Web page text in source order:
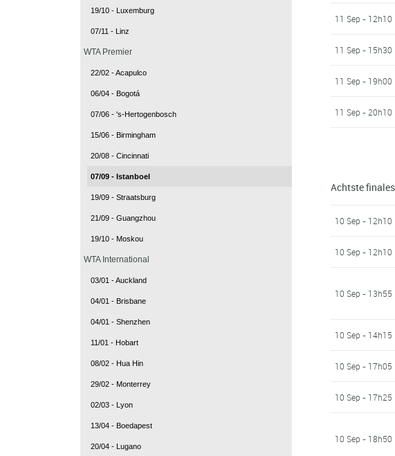
19/10 - Luxemburg
07/11 - Linz
WTA Premier
22/02 - Acapulco
06/04 - Bogotá
07/06 - 's-Hertogenbosch
15/06 - Birmingham
20/08 - Cincinnati
07/09 - Istanboel
19/09 - Straatsburg
21/09 - Guangzhou
19/10 - Moskou
WTA International
03/01 - Auckland
04/01 - Brisbane
04/01 - Shenzhen
11/01 - Hobart
08/02 - Hua Hin
29/02 - Monterrey
02/03 - Lyon
13/04 - Boedapest
20/04 - Lugano
11 Sep - 12h10
11 Sep - 15h30
11 Sep - 19h00
11 Sep - 20h10
Achtste finales
10 Sep - 12h10
10 Sep - 12h10
10 Sep - 13h55
10 Sep - 14h15
10 Sep - 17h05
10 Sep - 17h25
10 Sep - 18h50